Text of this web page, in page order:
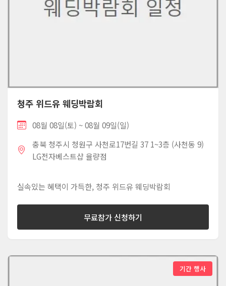
청주 위드유 웨딩박람회
08월 08일(토) ~ 08월 09일(일)
충북 청주시 청원구 사천로17번길 37 1~3층 (사천동 9)
LG전자베스트샵 율량점
실속있는 혜택이 가득한, 청주 위드유 웨딩박람회
무료참가 신청하기
기간 행사